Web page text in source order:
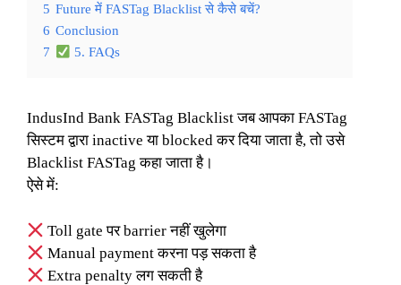
5 Future में FASTag Blacklist से कैसे बचें?
6 Conclusion
7
5. FAQs
IndusInd Bank FASTag Blacklist जब आपका FASTag
सिस्टम द्वारा inactive या blocked कर दिया जाता है, तो उसे
Blacklist FASTag कहा जाता है।
ऐसे में:
Toll gate पर barrier नहीं खुलेगा
Manual payment करना पड़ सकता है
Extra penalty लग सकती है